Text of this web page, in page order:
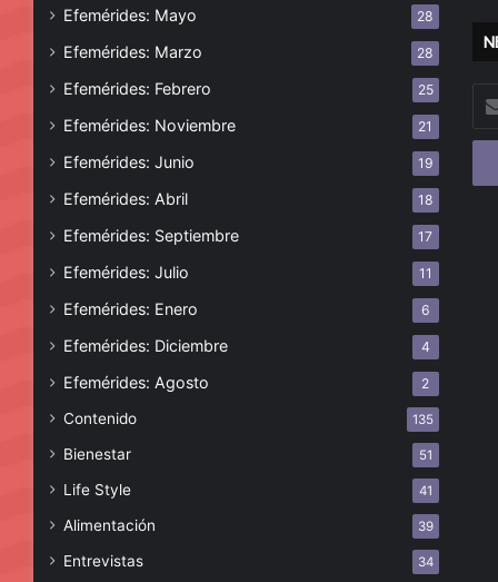
Efemérides: Mayo 28
Efemérides: Marzo 28
Efemérides: Febrero 25
Efemérides: Noviembre 21
Efemérides: Junio 19
Efemérides: Abril 18
Efemérides: Septiembre 17
Efemérides: Julio 11
Efemérides: Enero 6
Efemérides: Diciembre 4
Efemérides: Agosto 2
Contenido 135
Bienestar 51
Life Style 41
Alimentación 39
Entrevistas 34
tu